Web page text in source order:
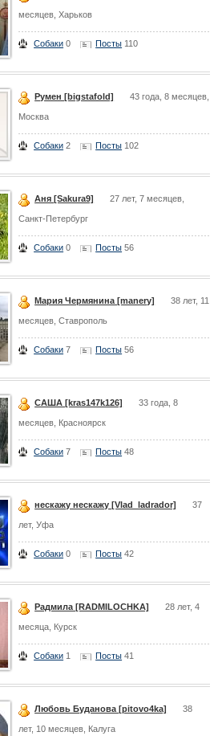
месяцев, Харьков
Собаки 0 Посты 110
Румен [bigstafold] 43 года, 8 месяцев,
Москва
Собаки 2 Посты 102
Аня [Sakura9] 27 лет, 7 месяцев,
Санкт-Петербург
Собаки 0 Посты 56
Мария Чермянина [manery] 38 лет, 11
месяцев, Ставрополь
Собаки 7 Посты 56
САША [kras147k126] 33 года, 8
месяцев, Красноярск
Собаки 7 Посты 48
нескажу нескажу [Vlad_ladrador] 37
лет, Уфа
Собаки 0 Посты 42
Радмила [RADMILOCHKA] 28 лет, 4
месяца, Курск
Собаки 1 Посты 41
Любовь Буданова [pitovo4ka] 38
лет, 10 месяцев, Калуга